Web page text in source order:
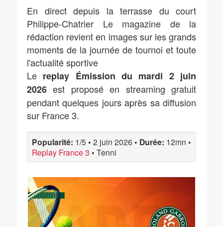
En direct depuis la terrasse du court
Philippe-Chatrier Le magazine de la
rédaction revient en images sur les grands
moments de la journée de tournoi et toute
l'actualité sportive
Le replay Émission du mardi 2 juin
2026 est proposé en streaming gratuit
pendant quelques jours après sa diffusion
sur France 3.
Popularité: 1/5 • 2 juin 2026 • Durée: 12mn •
Replay France 3 • Tenni